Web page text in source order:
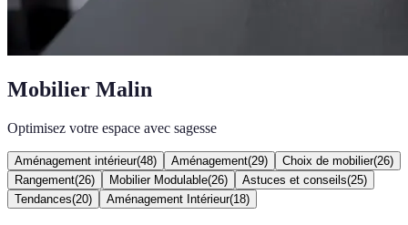
Mobilier Malin
Optimisez votre espace avec sagesse
Aménagement intérieur(48) Aménagement(29) Choix de mobilier(26)
Rangement(26) Mobilier Modulable(26) Astuces et conseils(25)
Tendances(20) Aménagement Intérieur(18)